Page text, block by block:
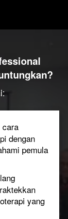
cara
dengan
pemula
yang